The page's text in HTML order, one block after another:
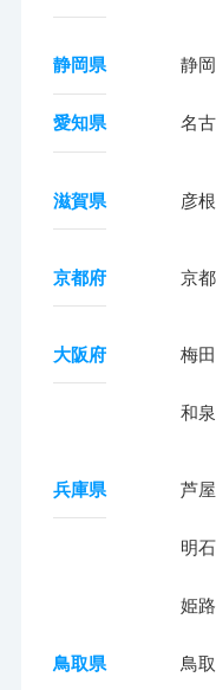
静岡県 静岡
愛知県 名
滋賀県 彦根
京都府 京都
大阪府 梅田
和
兵庫県 芦屋
明石
姫路
鳥取県 鳥取